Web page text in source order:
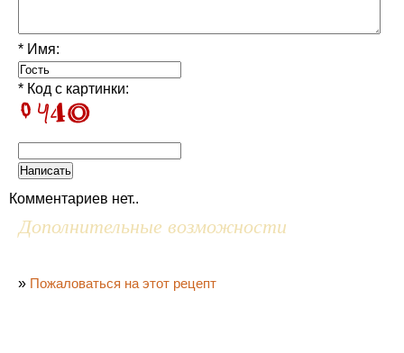
* Имя:
* Код с картинки:
Комментариев нет..
Дополнительные возможности
» Пожаловаться на этот рецепт